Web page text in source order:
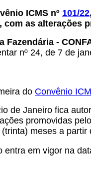
ICMS nº 101/22
, com as alterações
Fazendária -
nº 24, de 7 de
do Convênio
de Janeiro fica
promovidas pelo
meses a
entra em vigor na